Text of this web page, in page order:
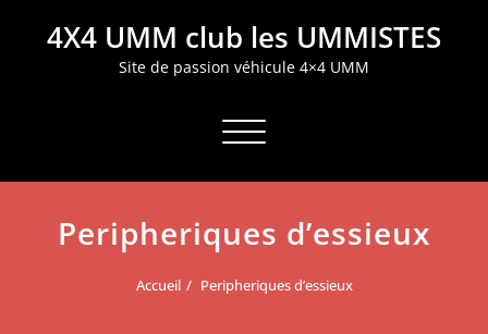
4X4 UMM club les UMMISTES
Site de passion véhicule 4×4 UMM
Afficher/masquer la navigation
Peripheriques d’essieux
Accueil Peripheriques d’essieux